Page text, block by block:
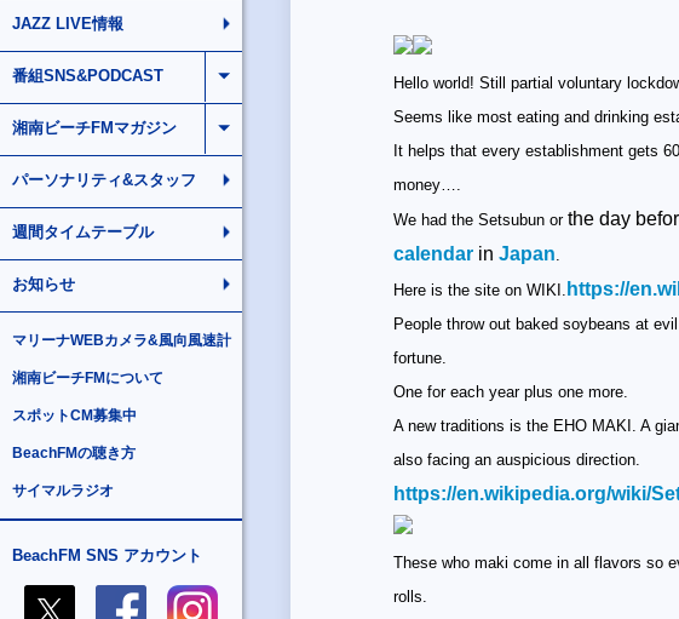
JAZZ LIVE情報
番組SNS&PODCAST
湘南ビーチFMマガジン
パーソナリティ&スタッフ
週間タイムテーブル
お知らせ
マリーナWEBカメラ&風向風速計
湘南ビーチFMについて
スポットCM募集中
BeachFMの聴き方
サイマルラジオ
BeachFM SNS アカウント
Hello world! Still partial voluntary
Seems like most eating and drinking
It helps that every establishment gets
money….
We had the Setsubun orthe day
calendar in Japan.
Here is the site on WIKI. https://
People throw out baked soybeans at
fortune.
One for each year plus one more.
A new traditions is the EHO MAKI. A
also facing an auspicious direction.
https://en.wikipedia.org/wiki/
These who maki come in all flavors so
rolls.